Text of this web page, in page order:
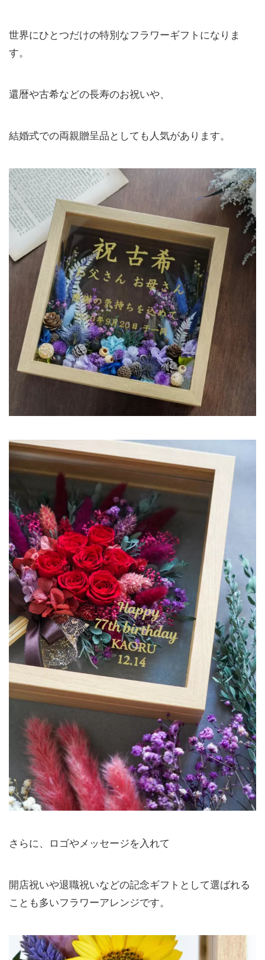
世界にひとつだけの特別なフラワーギフトになりま
す。
還暦や古希などの長寿のお祝いや、
結婚式での両親贈呈品としても人気があります。
さらに、ロゴやメッセージを入れて
開店祝いや退職祝いなどの記念ギフトとして選ばれる
ことも多いフラワーアレンジです。